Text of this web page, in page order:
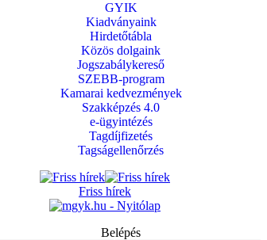
GYIK
Kiadványaink
Hirdetőtábla
Közös dolgaink
Jogszabálykereső
SZEBB-program
Kamarai kedvezmények
Szakképzés 4.0
e-ügyintézés
Tagdíjfizetés
Tagságellenőrzés
Friss hírek
Belépés